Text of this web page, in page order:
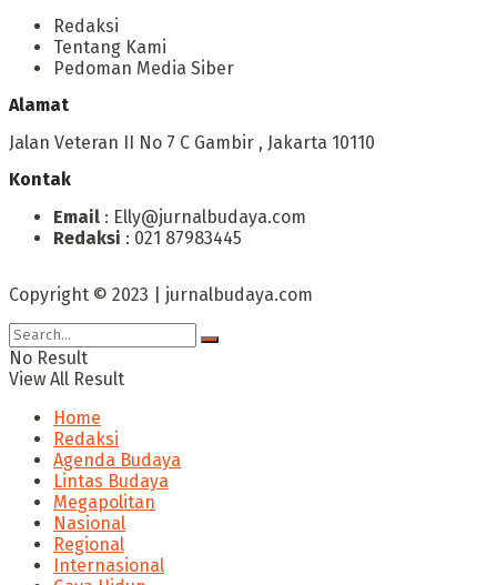
Redaksi
Tentang Kami
Pedoman Media Siber
Alamat
Jalan Veteran II No 7 C Gambir , Jakarta 10110
Kontak
Email : Elly@jurnalbudaya.com
Redaksi : 021 87983445
Copyright © 2023 | jurnalbudaya.com
No Result
View All Result
Home
Redaksi
Agenda Budaya
Lintas Budaya
Megapolitan
Nasional
Regional
Internasional